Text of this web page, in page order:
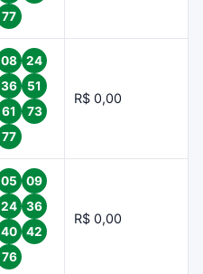
77
08
24
36
51
61
73
77
R$ 0,00
05
09
24
36
40
42
76
R$ 0,00